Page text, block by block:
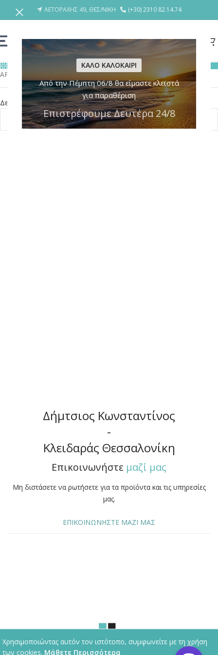
ΚΑΛΟ ΚΑΛΟΚΑΙΡΙ
Από την Πέμπτη 06/8 θα είμαστε κλειστά
για παραθέριση
Επιστρέφουμε Δευτέρα 24/8
ΑΕΤΟΡΑΧΗΣ 49, ΘΕΣ/ΝΙΚΗ (+30) 2310 82.14.74
ΚΑΤΗΓΟΡΙΕΣ
ΑΡΧΙΚΗ
ΠΡΟΪΟΝΤΑ Product BRANDS/ΔΗΜΟΚΡΑΤΙΑ ΤΗΣ ΤΑΪΒΑΝ
Δεν βρέθηκε κανένα προϊόν που να ταιριάζει με την επιλογή σας.
Δήμτσιος Κωνσταντίνος
-
Κλειδαράς Θεσσαλονίκη
Επικοινωνήστε μαζί μας
Μη διστάσετε να ρωτήσετε για τα προϊόντα και τις υπηρεσίες
μας.
ΕΠΙΚΟΙΝΩΝΗΣΤΕ ΜΑΖΙ ΜΑΣ
Χρησιμοποιώντας αυτόν τον ιστότοπο, συμφωνείτε με τη χρήση
των cookies. Μάθετε Περισσότερα